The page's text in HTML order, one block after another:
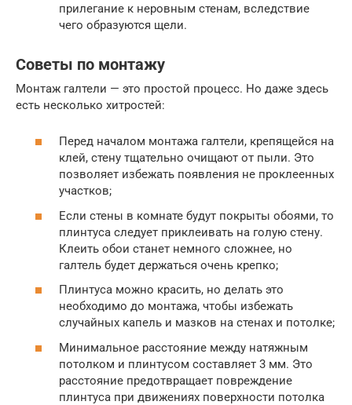
прилегание к неровным стенам, вследствие
чего образуются щели.
Советы по монтажу
Монтаж галтели — это простой процесс. Но даже здесь
есть несколько хитростей:
Перед началом монтажа галтели, крепящейся на
клей, стену тщательно очищают от пыли. Это
позволяет избежать появления не проклеенных
участков;
Если стены в комнате будут покрыты обоями, то
плинтуса следует приклеивать на голую стену.
Клеить обои станет немного сложнее, но
галтель будет держаться очень крепко;
Плинтуса можно красить, но делать это
необходимо до монтажа, чтобы избежать
случайных капель и мазков на стенах и потолке;
Минимальное расстояние между натяжным
потолком и плинтусом составляет 3 мм. Это
расстояние предотвращает повреждение
плинтуса при движениях поверхности потолка